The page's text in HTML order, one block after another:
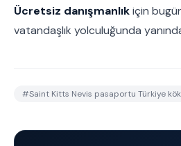
Ücretsiz danışmanlıkiçin
vatandaşlık yolculuğunda
#Saint Kitts Nevis pasaportu Türkiye